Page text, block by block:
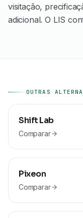
visitação,
adicional. O LIS
OUTRAS
Shift Lab
Comparar
Pixeon
Comparar